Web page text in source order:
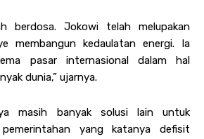
berdosa. Jokowi telah melupakan
membangun kedaulatan energi. Ia
pasar internasional dalam hal
dunia,” ujarnya.
masih banyak solusi lain untuk
yang katanya defisit